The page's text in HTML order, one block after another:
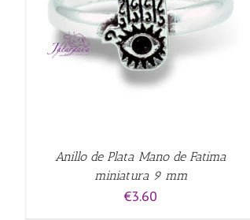
Anillo de Plata Mano de Fatima
miniatura 9 mm
€3.60
QUICK VIEW